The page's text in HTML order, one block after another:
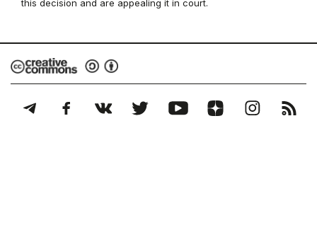
this decision and are appealing it in court.